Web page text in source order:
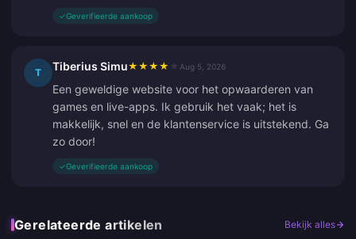
✓Geverifieerde aankoop
T Tiberius Simu★ ★ ★ ★ Aug 5, 2026
Een geweldige website voor het opwaarderen van
games en live-apps. Ik gebruik het vaak; het is
makkelijk, snel en de klantenservice is uitstekend. Ga
zo door!
✓Geverifieerde aankoop
Gerelateerde artikelen Bekijk alles